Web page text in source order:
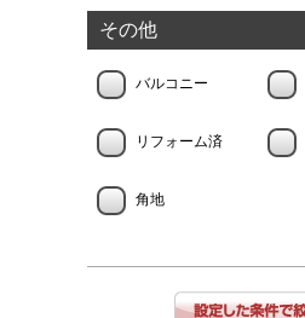
その他
バルコニー
リフォーム済
角地